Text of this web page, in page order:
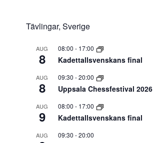
Tävlingar, Sverige
AUG
8
08:00 - 17:00
Kadettallsvenskans final
AUG
8
09:30 -20:00
Uppsala Chessfestival 2026
AUG
9
08:00 - 17:00
Kadettallsvenskans final
AUG 09:30 -20:00